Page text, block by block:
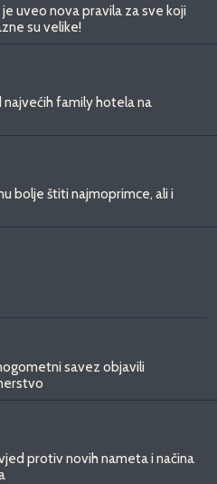
uveo nova pravila za sve koji
su velike!
family hotela na
bolje štiti najmoprimce, ali i
savez objavili
protiv novih nameta i načina